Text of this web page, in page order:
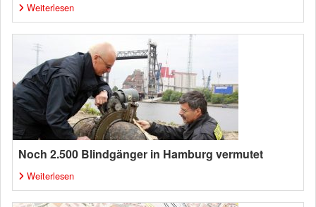
Weiterlesen
Noch 2.500 Blindgänger in Hamburg vermutet
Weiterlesen